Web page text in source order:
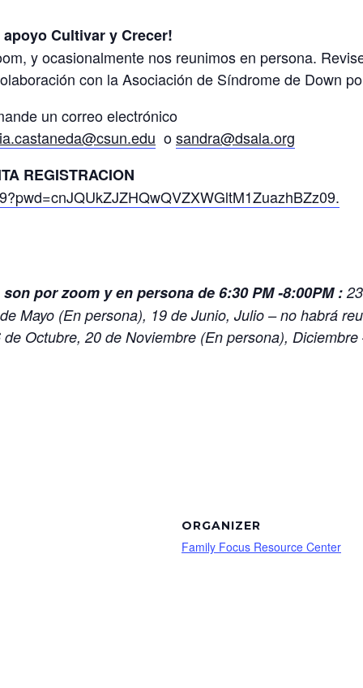
Cultivar y Crecer!
y ocasionalmente nos reunimos en persona.
con la Asociación de Síndrome de Down
un correo electrónico
osandra@dsala.org
REGISTRACION
por zoom y en persona de 6:30 PM -8:00PM :
Mayo (En persona), 19 de Junio, Julio – no habrá
Octubre, 20 de Noviembre (En persona),
ORGANIZER
Family Focus Resource Center